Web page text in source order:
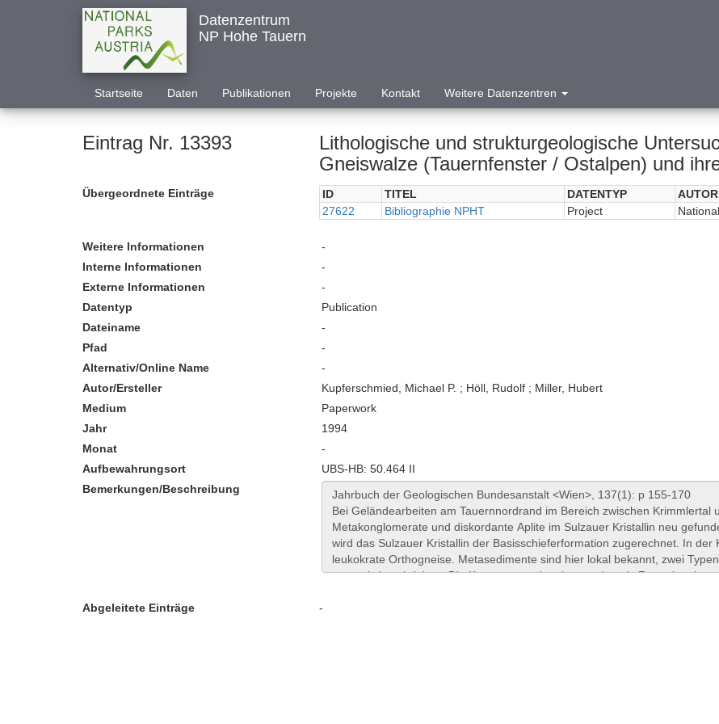
Datenzentrum
NP Hohe Tauern
Startseite Daten Publikationen Projekte Kontakt Weitere Datenzentren
Eintrag Nr. 13393
Lithologische und strukturgeologische
Gneiswalze (Tauernfenster / Ostalpen) und
Übergeordnete Einträge ID TITEL DATENTYP AUTOR
27622
Bibliographie NPHT Project
Weitere Informationen
-
Interne Informationen
-
Externe Informationen
-
Datentyp
Publication
Dateiname
-
Pfad
-
Alternativ/Online Name
-
Autor/Ersteller
Kupferschmied, Michael P. ; Höll, Rudolf ; Miller, Hubert
Medium
Paperwork
Jahr
1994
Monat
-
Aufbewahrungsort
UBS-HB: 50.464 II
Bemerkungen/Beschreibung
Abgeleitete Einträge -